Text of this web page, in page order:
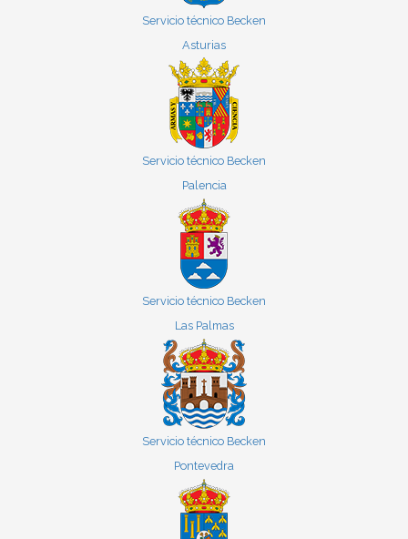
Servicio técnico Becken
Asturias
Servicio técnico Becken
Palencia
Servicio técnico Becken
Las Palmas
Servicio técnico Becken
Pontevedra